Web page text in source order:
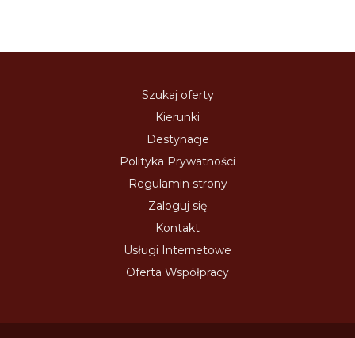
Szukaj oferty
Kierunki
Destynacje
Polityka Prywatności
Regulamin strony
Zaloguj się
Kontakt
Usługi Internetowe
Oferta Współpracy